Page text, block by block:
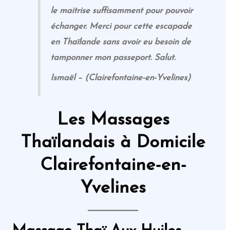
le maitrise suffisamment pour pouvoir
échanger. Merci pour cette escapade
en Thaïlande sans avoir eu besoin de
tamponner mon passeport. Salut.
Ismaël – (Clairefontaine-en-Yvelines)
Les Massages
Thaïlandais à Domicile
Clairefontaine-en-
Yvelines